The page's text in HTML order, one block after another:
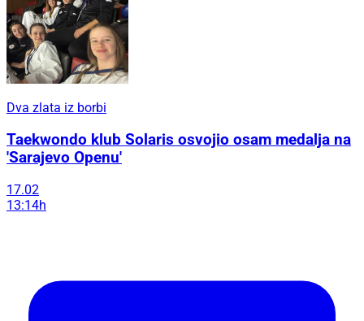
Dva zlata iz borbi
Taekwondo klub Solaris osvojio osam medalja na
'Sarajevo Openu'
17.02
13:14h